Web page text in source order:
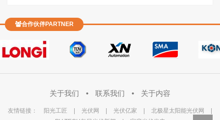
合作伙伴PARTNER
关于我们 • 联系我们 • 关于内容
友情链接： 阳光工匠 光伏网 光伏亿家 北极星太阳能光伏网